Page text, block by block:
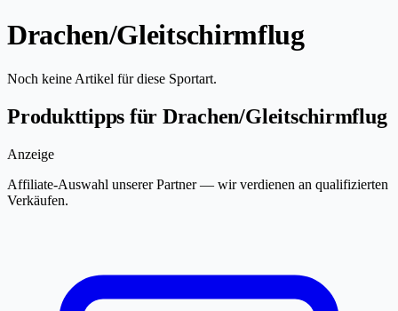
Drachen/Gleitschirmflug
Noch keine Artikel für diese Sportart.
Produkttipps für Drachen/Gleitschirmflug
Anzeige
Affiliate-Auswahl unserer Partner — wir verdienen an qualifizierten
Verkäufen.